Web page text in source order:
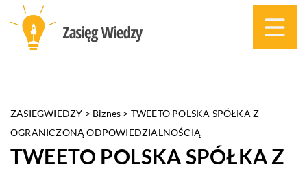
ZASIEGWIEDZY > Biznes > TWEETO POLSKA SPÓŁKA Z
OGRANICZONĄ ODPOWIEDZIALNOŚCIĄ
TWEETO POLSKA SPÓŁKA Z